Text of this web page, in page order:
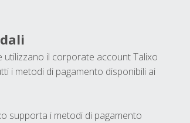
utilizzano il corporate account Talixo
i metodi di pagamento disponibili ai
supporta i metodi di pagamento